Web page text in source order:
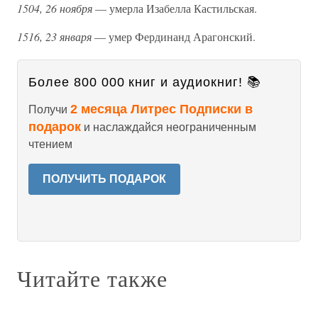
1504, 26 ноября— умерла Изабелла Кастильская.
1516, 23 января— умер Фердинанд Арагонский.
Более 800 000 книг и аудиокниг! 📚
Получи 2 месяца Литрес Подписки в
подарок и наслаждайся неограниченным
чтением
ПОЛУЧИТЬ ПОДАРОК
Читайте также